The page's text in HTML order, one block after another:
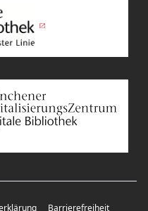
Barrierefreiheit